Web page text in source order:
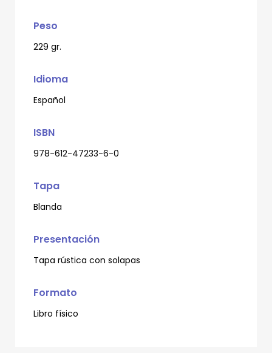
Peso
229 gr.
Idioma
Español
ISBN
978-612-47233-6-0
Tapa
Blanda
Presentación
Tapa rústica con solapas
Formato
Libro físico